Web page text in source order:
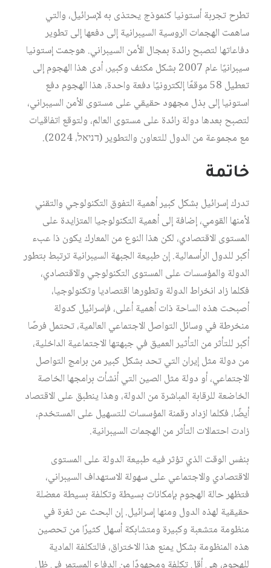
تطرح تجربة أستونيا كنموذج يحتذى به لإسرائيل، والتي
ساهمت الهجمات الروسية السيبرانية إلى دفعها إلى تطوير
دفاعاتها لتصبح رائدة بمجال الأمن السيبراني. هوجمت إستونيا
سيبرانيًا عام 2007 بشكل مكثف وكبير، أدى هذا الهجوم إلى
تعطيل 58 موقعًا إلكترونيًا دفعة واحدة، هذا الهجوم دفع
استونيا إلى بذل مجهود حقيقي على مستوى الأمن السيبراني،
لتصبح بعدها دولة رائدة على مستوى العالم، ولتوقع اتفاقيات
مع مجموعة من الدول للتعاون والتطوير (דניאל، 2024).
خاتمة
تدرك إسرائيل بشكل كبير أهمية التفوق التكنولوجي والتقني
لأمنها القومي، إضافة إلى أهمية التكنولوجيا المتزايدة على
المستوى الاقتصادي، لكن هذا النوع من المعارك يكون ذا عبء
أكبر للدول الرأسمالية. إن طبيعة الجبهة السيبرانية ترتبط بتطور
الدولة والمؤسسات على المستوى التكنولوجي والاقتصادي،
فكلما زاد انخراط الدولة وتطورها اقتصاديا وتكنولوجيا،
أصبحت هذه الساحة ذات أهمية أعلى، فإسرائيل كدولة
منخرطة في وسائل التواصل الاجتماعي العالمية، تحتمل فرصًا
أكبر للتأثر من التأثير العميق في جبهتها الاجتماعية الداخلية،
من دولة مثل إيران التي تحد بشكل كبير من برامج التواصل
الاجتماعي، أو دولة مثل الصين التي أنشأت برامجها الخاصة
الخاضعة للرقابة المباشرة من الدولة، وهذا ينطبق على الاقتصاد
أيضًا، فكلما ازداد رقمنة المؤسسات للتسهيل على المستخدم،
زادت احتمالات التأثر من الهجمات السيبرانية.
بنفس الوقت الذي تؤثر فيه طبيعة الدولة على المستوى
الاقتصادي والاجتماعي على سهولة الاستهداف السيبراني،
فتظهر حالة الهجوم بإمكانات بسيطة وتكلفة بسيطة معضلة
حقيقية لهذه الدول ومنها إسرائيل. إن البحث عن ثغرة في
منظومة متشعبة وكبيرة ومتشابكة أسهل كثيرًا من تحصين
هذه المنظومة بشكل يمنع هذا الاختراق، فالتكلفة المادية